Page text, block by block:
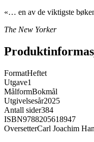
«… en av de viktigste
The New Yorker
FormatHeftet
Utgave1
MålformBokmål
Utgivelsesår2025
Antall sider384
ISBN9788205618947
OversetterCarl Joachim